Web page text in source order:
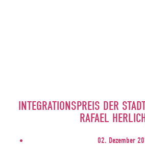
INTEGRATIONSPREIS DER
RAFAEL
02. Dezember